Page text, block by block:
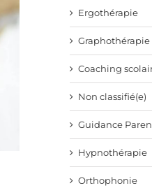
Ergothérapie
Graphothérapie
Coaching
Non classifié(e)
Guidance
Hypnothérapie
Orthophonie